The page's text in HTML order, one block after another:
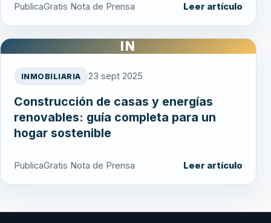
PublicaGratis Nota de Prensa Leer artículo
IN
INMOBILIARIA 23 sept 2025
Construcción de casas y energías
renovables: guía completa para un
hogar sostenible
PublicaGratis Nota de Prensa Leer artículo